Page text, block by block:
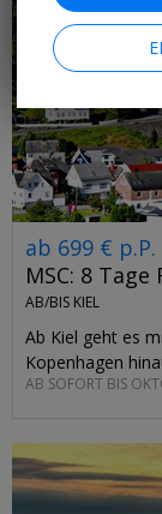
ab 699 € p.P.
MSC: 8
AB/BIS KIEL
Ab Kiel geht es
Kopenhagen
AB SOFORT BIS